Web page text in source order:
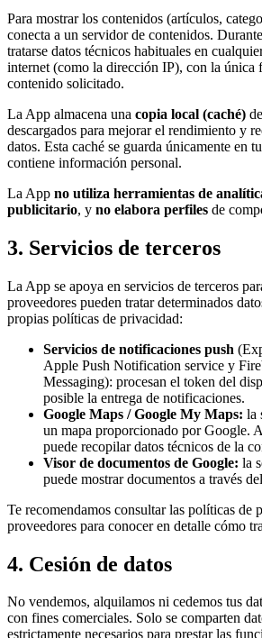
Para mostrar los contenidos (artículos,
conecta a un servidor de contenidos.
tratarse datos técnicos habituales en
internet (como la dirección IP), con la única
contenido solicitado.
La App almacena una copia local (caché)
descargados para mejorar el rendimiento y
datos. Esta caché se guarda únicamente en
contiene información personal.
La App no utiliza herramientas de
publicitario, y no elabora perfiles de
3. Servicios de terceros
La App se apoya en servicios de terceros
proveedores pueden tratar determinados
propias políticas de privacidad:
Servicios de notificaciones push
Apple Push Notification service y
Messaging): procesan el token del
posible la entrega de notificaciones.
Google Maps / Google My Maps: la
un mapa proporcionado por Google.
puede recopilar datos técnicos de la
Visor de documentos de Google: la
puede mostrar documentos a través
Te recomendamos consultar las políticas de
proveedores para conocer en detalle cómo
4. Cesión de datos
No vendemos, alquilamos ni cedemos tus
con fines comerciales. Solo se comparten
estrictamente necesarios para prestar las